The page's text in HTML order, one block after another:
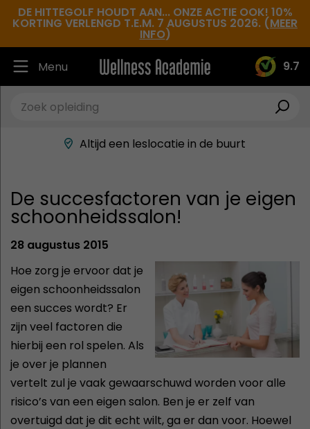
DE HITTEGOLF HOUDT AAN... ONZE ACTIE OOK! 10%
KORTING VERLENGD T.E.M. 7 AUGUSTUS 2026. (MEER
INFO)
9.7
Menu
Ruim 30.000 tevreden studenten
Beste docenten in de branche
Altijd een leslocatie in de buurt
De succesfactoren van je eigen
schoonheidssalon!
28 augustus 2015
Hoe zorg je ervoor dat je
eigen schoonheidssalon
een succes wordt? Er
zijn veel factoren die
hierbij een rol spelen. Als
je over je plannen
vertelt zul je vaak gewaarschuwd worden voor alle
risico’s van een eigen salon. Ben je er zelf van
overtuigd dat je dit echt wilt, ga er dan voor. Hoewel